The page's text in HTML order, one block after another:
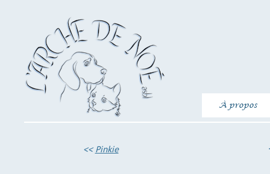
À propos
<< Pinkie